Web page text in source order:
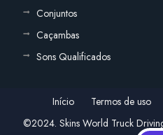
Conjuntos
Caçambas
Sons Qualificados
Início Termos de uso
©2024. Skins World Truck